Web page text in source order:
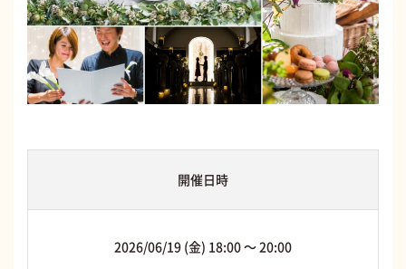
開催日時
2026/06/19 (金) 18:00 〜 20:00